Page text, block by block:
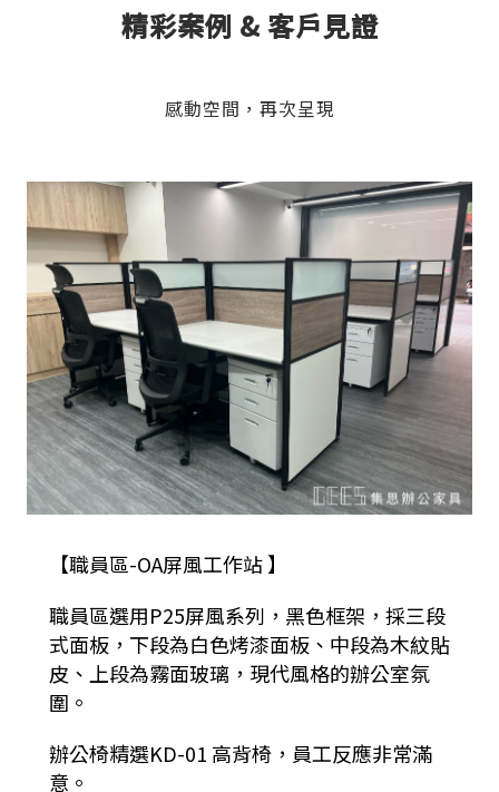
精彩案例 & 客戶見證
感動空間，再次呈現
【職員區-OA屏風工作站 】
職員區選用P25屏風系列，黑色框架，採三段
式面板，下段為白色烤漆面板、中段為木紋貼
皮、上段為霧面玻璃，現代風格的辦公室氛
圍。
辦公椅精選KD-01 高背椅，員工反應非常滿
意。